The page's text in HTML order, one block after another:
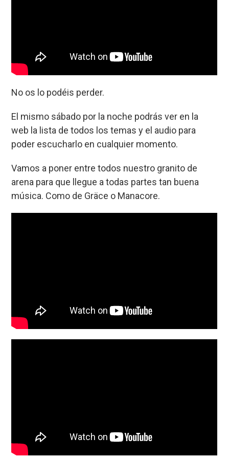
No os lo podéis perder.
El mismo sábado por la noche podrás ver en la
web la lista de todos los temas y el audio para
poder escucharlo en cualquier momento.
Vamos a poner entre todos nuestro granito de
arena para que llegue a todas partes tan buena
música. Como de Gräce o Manacore.